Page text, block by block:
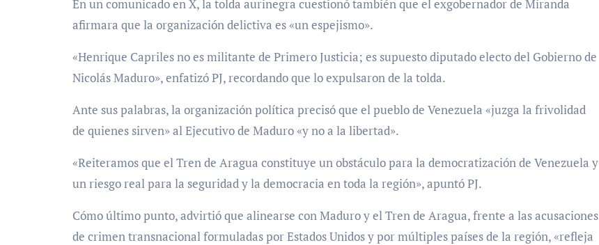
En un comunicado en X, la tolda aurinegra cuestionó también que el exgobernador de Miranda
afirmara que la organización delictiva es «un espejismo».
«Henrique Capriles no es militante de Primero Justicia; es supuesto diputado electo del Gobierno de
Nicolás Maduro», enfatizó PJ, recordando que lo expulsaron de la tolda.
Ante sus palabras, la organización política precisó que el pueblo de Venezuela «juzga la frivolidad
de quienes sirven» al Ejecutivo de Maduro «y no a la libertad».
«Reiteramos que el Tren de Aragua constituye un obstáculo para la democratización de Venezuela y
un riesgo real para la seguridad y la democracia en toda la región», apuntó PJ.
Cómo último punto, advirtió que alinearse con Maduro y el Tren de Aragua, frente a las acusaciones
de crimen transnacional formuladas por Estados Unidos y por múltiples países de la región, «refleja